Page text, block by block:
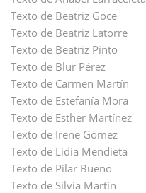
Texto de Beatriz Goce
Texto de Beatriz Latorre
Texto de Beatriz Pinto
Texto de Blur Pérez
Texto de Carmen Martín
Texto de Estefanía Mora
Texto de Esther Martínez
Texto de Irene Gómez
Texto de Lidia Mendieta
Texto de Pilar Bueno
Texto de Silvia Martín